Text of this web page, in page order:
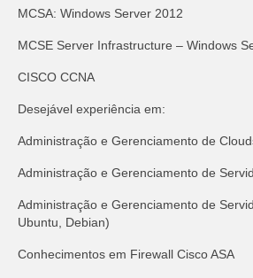
MCSA: Windows Server 2012
MCSE Server Infrastructure – Windows
CISCO CCNA
Desejável experiência em:
Administração e Gerenciamento de
Administração e Gerenciamento de
Administração e Gerenciamento de
Ubuntu, Debian)
Conhecimentos em Firewall Cisco ASA